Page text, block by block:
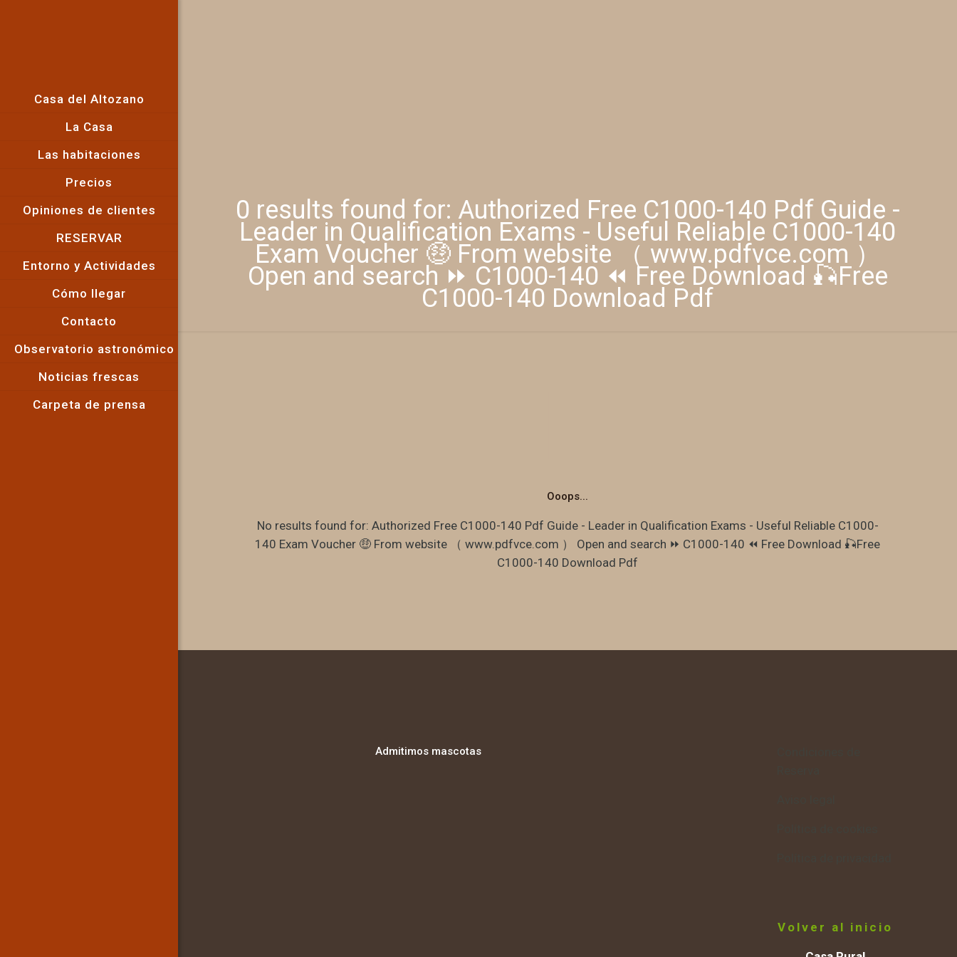
Casa del Altozano
La Casa
Las habitaciones
Precios
Opiniones de clientes
RESERVAR
Entorno y Actividades
Cómo llegar
Contacto
Observatorio astronómico
Noticias frescas
Carpeta de prensa
0 results found for: Authorized Free C1000-140 Pdf Guide -
Leader in Qualification Exams - Useful Reliable C1000-140
Exam Voucher 🤑 From website （ www.pdfvce.com ）
Open and search ⏩ C1000-140 ⏪ Free Download 🎣Free
C1000-140 Download Pdf
Ooops...
No results found for: Authorized Free C1000-140 Pdf Guide - Leader in Qualification Exams - Useful Reliable C1000-
140 Exam Voucher 🤑 From website （ www.pdfvce.com ） Open and search ⏩ C1000-140 ⏪ Free Download 🎣Free
C1000-140 Download Pdf
Admitimos mascotas
Volver al inicio